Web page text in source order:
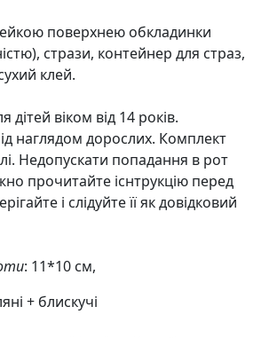
поверхнею обкладинки
стрази, контейнер для страз,
клей.
дітей віком від 14 років.
наглядом дорослих. Комплект
Недопускати попадання в рот
прочитайте існтрукцію перед
і слідуйте її як довідковий
: 11*10 см,
+ блискучі